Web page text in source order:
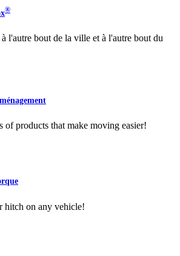
®
l'autre bout de la ville et à l'autre bout du
of products that make moving easier!
hitch on any vehicle!